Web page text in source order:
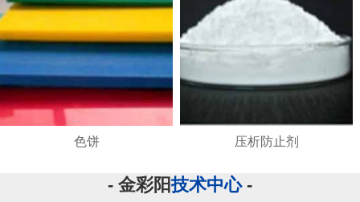
色饼 压析防止剂
- 金彩阳技术中心-